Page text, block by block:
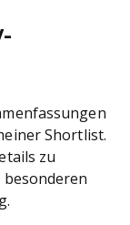
Shortlist.
zu
besonderen